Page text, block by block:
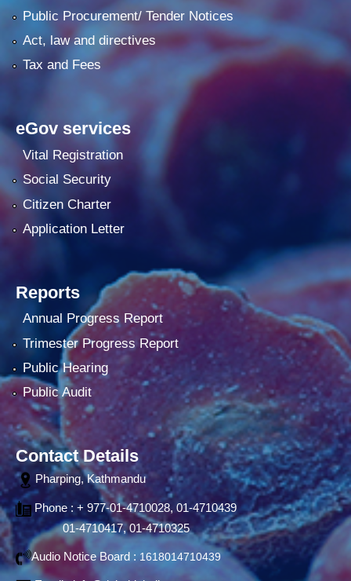
Public Procurement/ Tender Notices
Act, law and directives
Tax and Fees
eGov services
Vital Registration
Social Security
Citizen Charter
Application Letter
Reports
Annual Progress Report
Trimester Progress Report
Public Hearing
Public Audit
Contact Details
Pharping, Kathmandu
Phone : + 977-01-4710028, 01-4710439
01-4710417, 01-4710325
Audio Notice Board : 1618014710439